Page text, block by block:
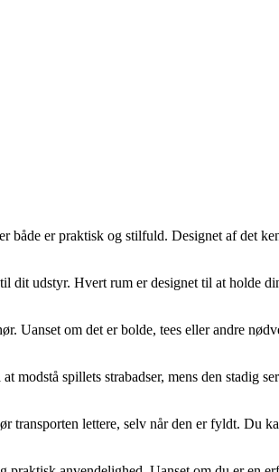
er praktisk og stilfuld. Designet af det
udstyr. Hvert rum er designet til at holde
Uanset om det er bolde, tees eller andre
spillets strabadser, mens den stadig
lettere, selv når den er fyldt. Du